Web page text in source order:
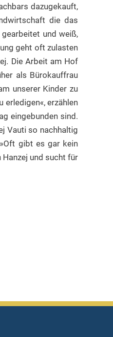
dazugekauft,
die das
und weiß,
geht oft zulasten
Die Arbeit am Hof
als Bürokauffrau
unserer Kinder zu
erledigen«, erzählen
eingebunden sind.
Vauti so nachhaltig
gibt es gar kein
und sucht für